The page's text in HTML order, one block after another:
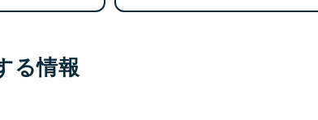
る情報